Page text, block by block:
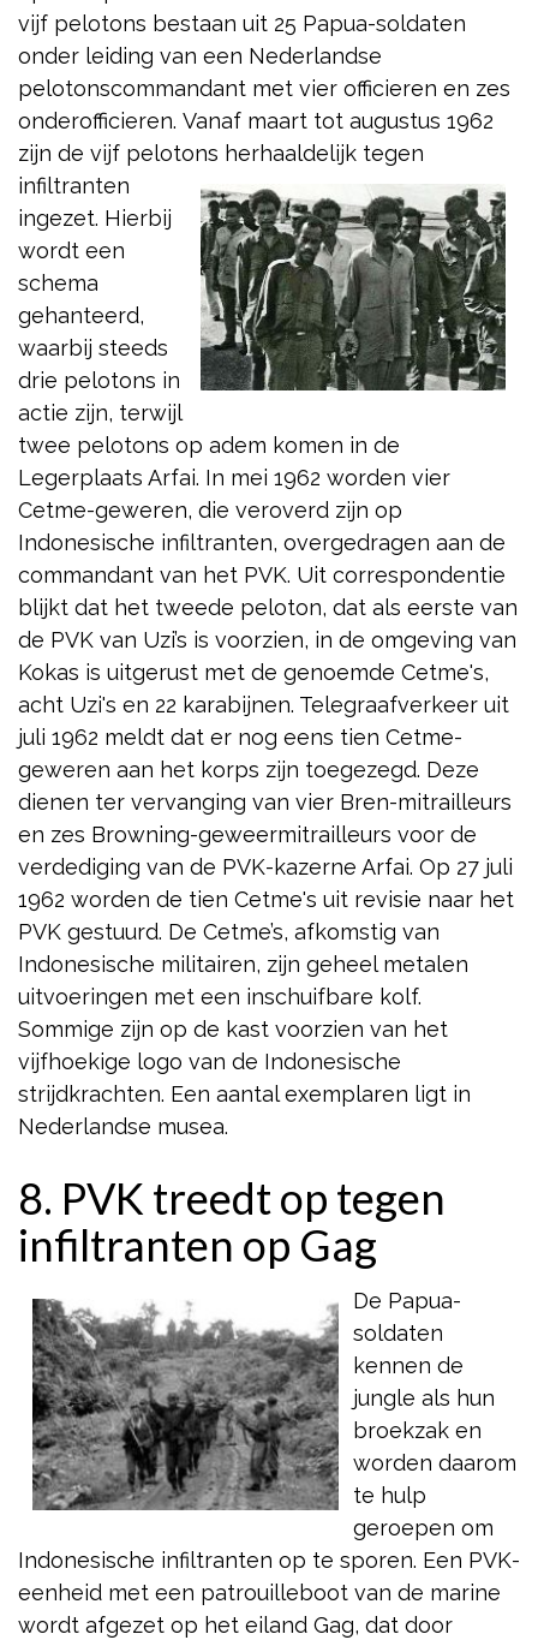
vijf pelotons bestaan uit 25 Papua-soldaten
onder leiding van een Nederlandse
pelotonscommandant met vier officieren en zes
onderofficieren. Vanaf maart tot augustus 1962
zijn de vijf pelotons herhaaldelijk tegen
infiltranten
ingezet. Hierbij
wordt een
schema
gehanteerd,
waarbij steeds
drie pelotons in
actie zijn, terwijl
twee pelotons op adem komen in de
Legerplaats Arfai. In mei 1962 worden vier
Cetme-geweren, die veroverd zijn op
Indonesische infiltranten, overgedragen aan de
commandant van het PVK. Uit correspondentie
blijkt dat het tweede peloton, dat als eerste van
de PVK van Uzi’s is voorzien, in de omgeving van
Kokas is uitgerust met de genoemde Cetme's,
acht Uzi's en 22 karabijnen. Telegraafverkeer uit
juli 1962 meldt dat er nog eens tien Cetme-
geweren aan het korps zijn toegezegd. Deze
dienen ter vervanging van vier Bren-mitrailleurs
en zes Browning-geweermitrailleurs voor de
verdediging van de PVK-kazerne Arfai. Op 27 juli
1962 worden de tien Cetme's uit revisie naar het
PVK gestuurd. De Cetme’s, afkomstig van
Indonesische militairen, zijn geheel metalen
uitvoeringen met een inschuifbare kolf.
Sommige zijn op de kast voorzien van het
vijfhoekige logo van de Indonesische
strijdkrachten. Een aantal exemplaren ligt in
Nederlandse musea.
8. PVK treedt op tegen
infiltranten op Gag
De Papua-
soldaten
kennen de
jungle als hun
broekzak en
worden daarom
te hulp
geroepen om
Indonesische infiltranten op te sporen. Een PVK-
eenheid met een patrouilleboot van de marine
wordt afgezet op het eiland Gag, dat door